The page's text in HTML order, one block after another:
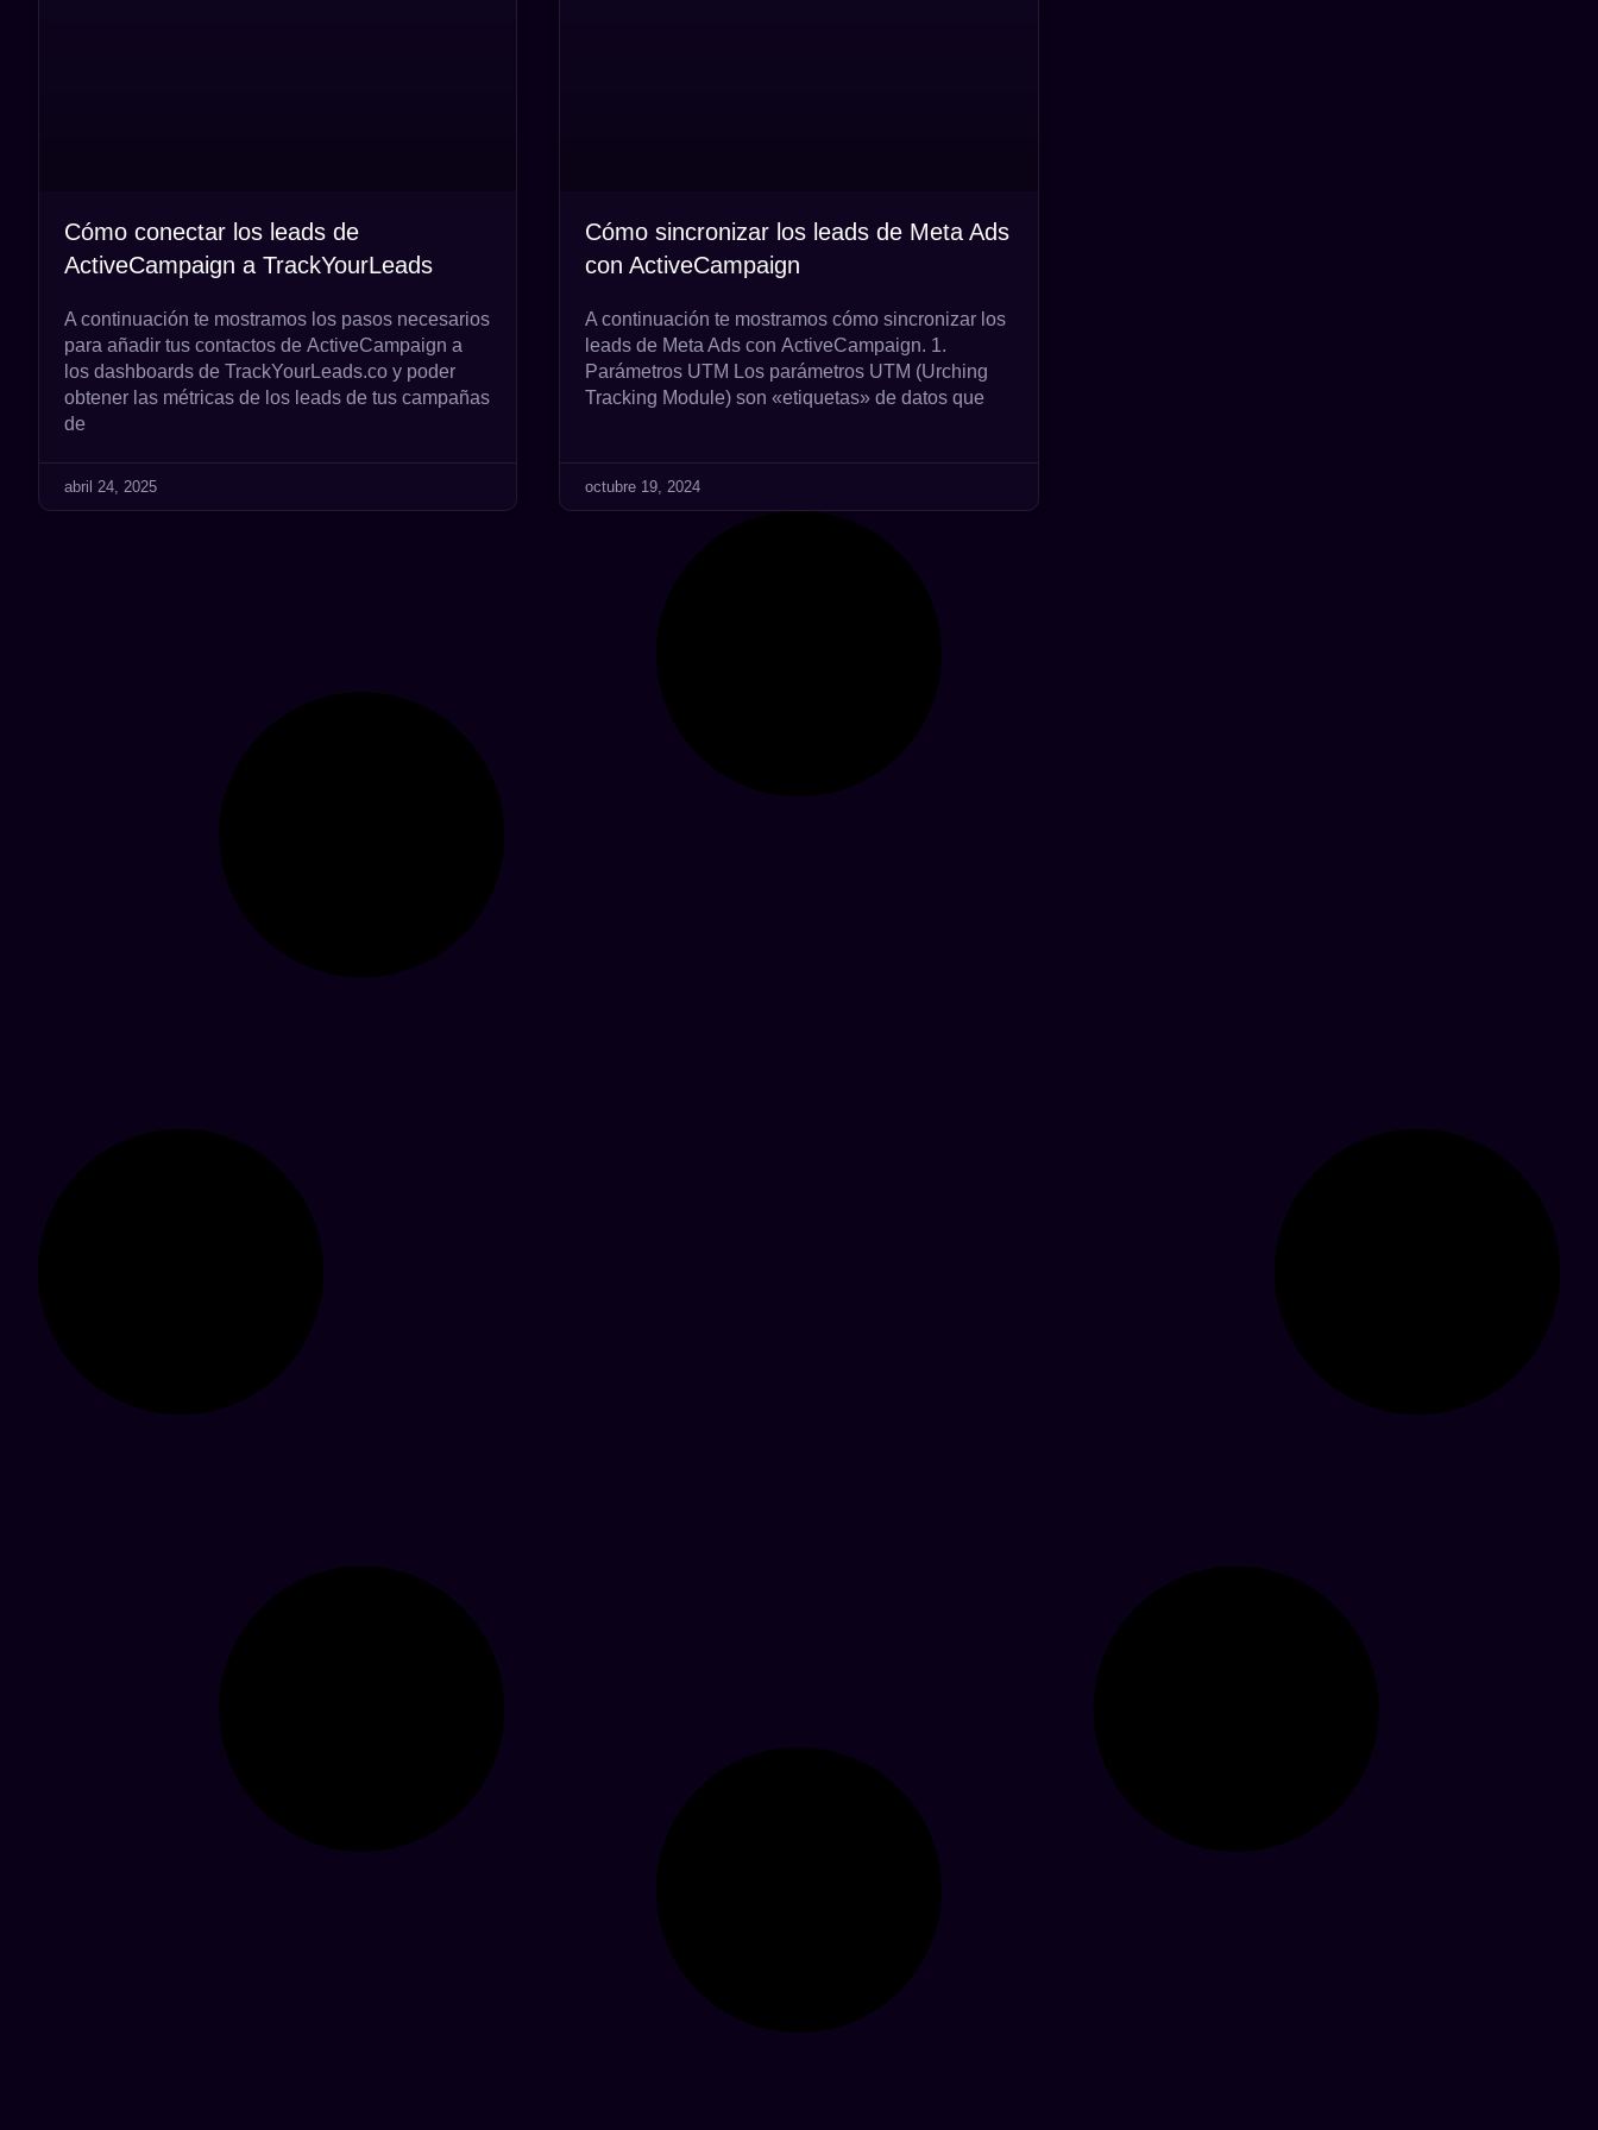
Cómo conectar los leads de
ActiveCampaign a TrackYourLeads
A continuación te mostramos los pasos necesarios
para añadir tus contactos de ActiveCampaign a
los dashboards de TrackYourLeads.co y poder
obtener las métricas de los leads de tus campañas
de
abril 24, 2025
Cómo sincronizar los leads de Meta Ads
con ActiveCampaign
A continuación te mostramos cómo sincronizar los
leads de Meta Ads con ActiveCampaign. 1.
Parámetros UTM Los parámetros UTM (Urching
Tracking Module) son «etiquetas» de datos que
octubre 19, 2024